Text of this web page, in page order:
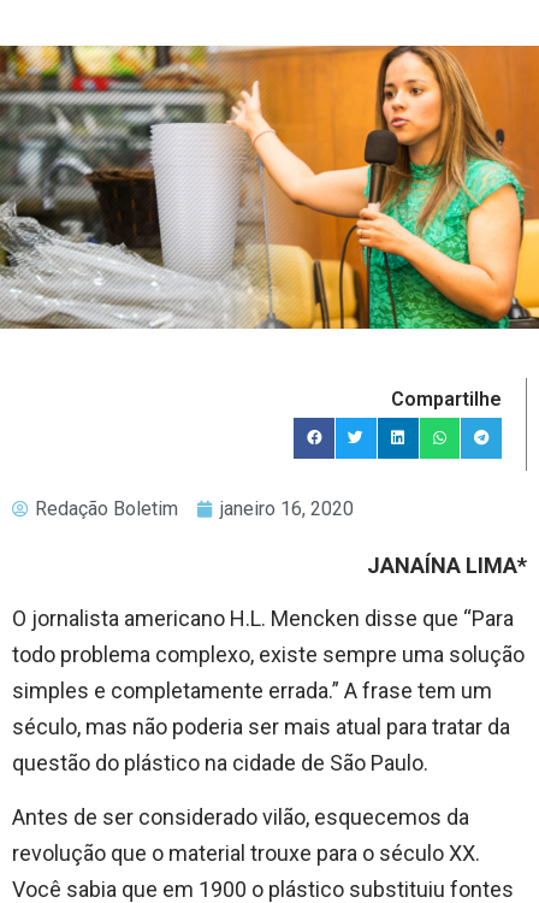
Compartilhe
Redação Boletim janeiro 16, 2020
JANAÍNA LIMA*
O jornalista americano H.L. Mencken disse que “Para
todo problema complexo, existe sempre uma solução
simples e completamente errada.” A frase tem um
século, mas não poderia ser mais atual para tratar da
questão do plástico na cidade de São Paulo.
Antes de ser considerado vilão, esquecemos da
revolução que o material trouxe para o século XX.
Você sabia que em 1900 o plástico substituiu fontes